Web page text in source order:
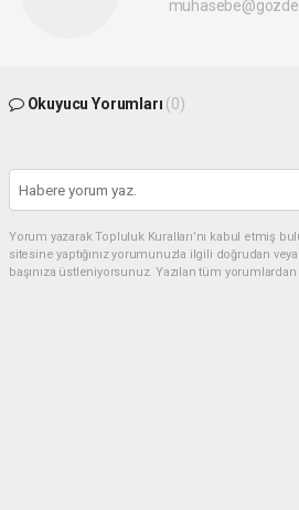
Okuyucu Yorumları (0)
Yorum yazarak Topluluk Kuralları’nı kabul etmiş
sitesine yaptığınız yorumunuzla ilgili doğrudan
başınıza üstleniyorsunuz. Yazılan tüm